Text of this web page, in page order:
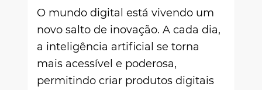
O mundo digital está vivendo um
novo salto de inovação. A cada dia,
a inteligência artificial se torna
mais acessível e poderosa,
permitindo criar produtos digitais